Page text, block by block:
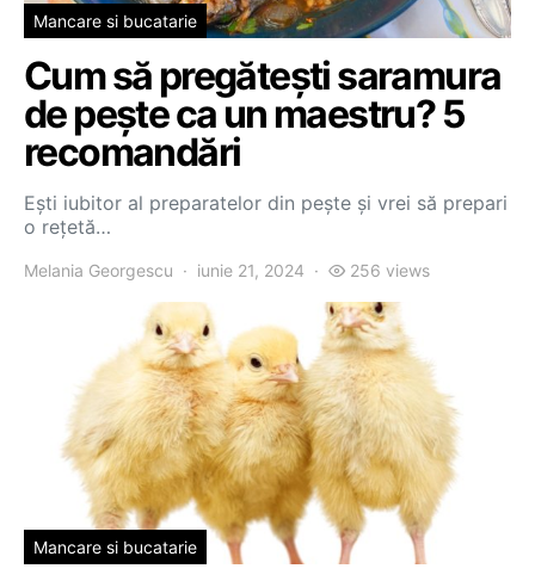
Mancare si bucatarie
Cum să pregătești saramura
de pește ca un maestru? 5
recomandări
Ești iubitor al preparatelor din pește și vrei să prepari
o rețetă…
Melania Georgescu iunie 21, 2024 256 views
Mancare si bucatarie